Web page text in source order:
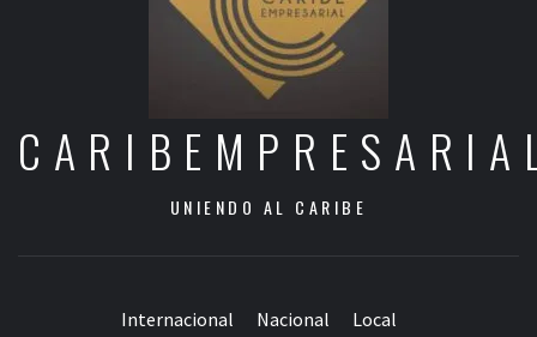
UNIENDO AL CARIBE
Internacional Nacional Local